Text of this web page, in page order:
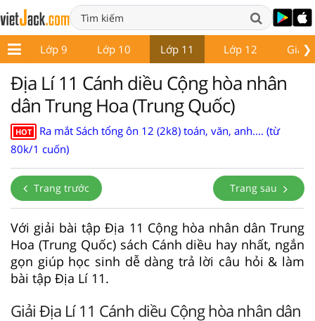
❯
8 Lớp 9 Lớp 10 Lớp 11 Lớp 12 Giáo
Địa Lí 11 Cánh diều Cộng hòa nhân
dân Trung Hoa (Trung Quốc)
HOT
Ra mắt Sách tổng ôn 12 (2k8) toán, văn, anh.... (từ
80k/1 cuốn)
Trang trước Trang sau
Với giải bài tập Địa 11 Cộng hòa nhân dân Trung
Hoa (Trung Quốc) sách Cánh diều hay nhất, ngắn
gọn giúp học sinh dễ dàng trả lời câu hỏi & làm
bài tập Địa Lí 11.
Giải Địa Lí 11 Cánh diều Cộng hòa nhân dân